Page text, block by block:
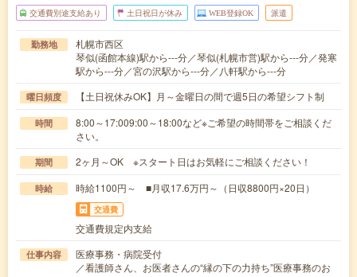
交通費別途支給あり 土日祝日が休み WEB登録OK 派遣
勤務地
札幌市西区
琴似(函館本線)駅から---分／琴似(札幌市営)駅から---分／発寒
駅から---分／宮の沢駅から---分／八軒駅から---分
曜日頻度 【土日祝休みOK】月～金曜日の間で週5日の希望シフト制
時間
8:00～17:009:00～18:00など※ご希望の時間帯をご相談くだ
さい。
期間 2ヶ月～OK ※スタート日はお気軽にご相談ください！
時給 時給1100円～ ■月収17.6万円～（日収8800円×20日）
交通費
交通費規定内支給
仕事内容
医療事務・病院受付
／看護師さん、お医者さんの“縁の下の力持ち”医療事務のお